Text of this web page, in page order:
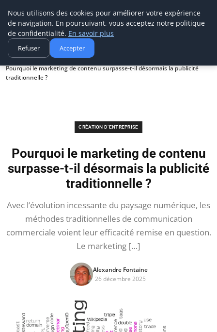
Aecme
Accueil
Création d’entreprise
Pourquoi le marketing de contenu surpasse-t-il désormais la publicité
traditionnelle ?
CRÉATION D’ENTREPRISE
Pourquoi le marketing de contenu
surpasse-t-il désormais la publicité
traditionnelle ?
Avec l’évolution incessante du paysage numérique, les
méthodes traditionnelles de communication
commerciale voient leur efficacité remise en question.
Le marketing […]
Alexandre Fontaine
26 décembre 2025
Nous utilisons des cookies pour améliorer votre expérience
de navigation. En poursuivant, vous acceptez notre politique
de confidentialité. En savoir plus
Refuser Accepter